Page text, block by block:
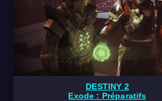
DESTINY 2
Exode : Préparatifs